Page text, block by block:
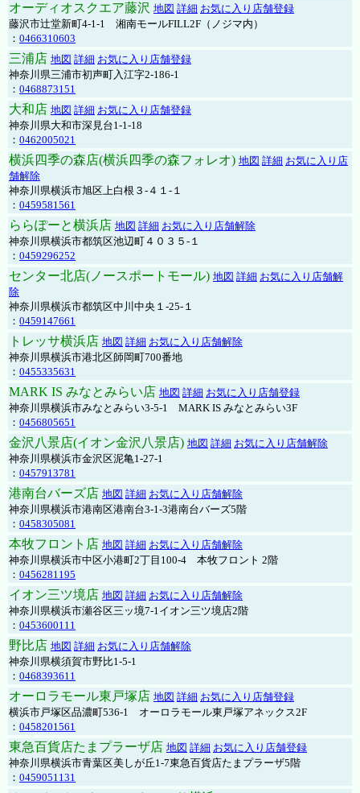
オーディオスクエア藤沢 地図 詳細 お気に入り店舗登録
藤沢市辻堂新町4-1-1 湘南モールFILL2F（ノジマ内）
： 0466310603
三浦店 地図 詳細 お気に入り店舗登録
神奈川県三浦市初声町入江字2-186-1
： 0468873151
大和店 地図 詳細 お気に入り店舗登録
神奈川県大和市深見台1-1-18
： 0462005021
横浜四季の森店(横浜四季の森フォレオ) 地図 詳細 お気に入り店
舗解除
神奈川県横浜市旭区上白根３-４１-１
： 0459581561
ららぽーと横浜店 地図 詳細 お気に入り店舗解除
神奈川県横浜市都筑区池辺町４０３５-１
： 0459296252
センター北店(ノースポートモール) 地図 詳細 お気に入り店舗解
除
神奈川県横浜市都筑区中川中央１-25-１
： 0459147661
トレッサ横浜店 地図 詳細 お気に入り店舗解除
神奈川県横浜市港北区師岡町700番地
： 0455335631
MARK IS みなとみらい店 地図 詳細 お気に入り店舗登録
神奈川県横浜市みなとみらい3-5-1 MARK IS みなとみらい3F
： 0456805651
金沢八景店(イオン金沢八景店) 地図 詳細 お気に入り店舗解除
神奈川県横浜市金沢区泥亀1-27-1
： 0457913781
港南台バーズ店 地図 詳細 お気に入り店舗解除
神奈川県横浜市港南区港南台3-1-3港南台バーズ5階
： 0458305081
本牧フロント店 地図 詳細 お気に入り店舗解除
神奈川県横浜市中区小港町2丁目100-4 本牧フロント 2階
： 0456281195
イオン三ツ境店 地図 詳細 お気に入り店舗解除
神奈川県横浜市瀬谷区三ッ境7-1イオン三ツ境店2階
： 0453600111
野比店 地図 詳細 お気に入り店舗解除
神奈川県横須賀市野比1-5-1
： 0468393611
オーロラモール東戸塚店 地図 詳細 お気に入り店舗登録
横浜市戸塚区品濃町536-1 オーロラモール東戸塚アネックス2F
： 0458201561
東急百貨店たまプラーザ店 地図 詳細 お気に入り店舗登録
神奈川県横浜市青葉区美しが丘1-7東急百貨店たまプラーザ5階
： 0459051131